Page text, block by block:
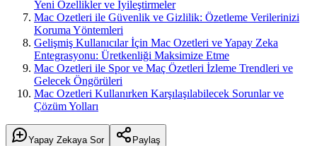
Yeni Özellikler ve İyileştirmeler
Mac Ozetleri ile Güvenlik ve Gizlilik: Özetleme Verilerinizi
Koruma Yöntemleri
Gelişmiş Kullanıcılar İçin Mac Ozetleri ve Yapay Zeka
Entegrasyonu: Üretkenliği Maksimize Etme
Mac Ozetleri ile Spor ve Maç Özetleri İzleme Trendleri ve
Gelecek Öngörüleri
Mac Ozetleri Kullanırken Karşılaşılabilecek Sorunlar ve
Çözüm Yolları
Yapay Zekaya Sor
Paylaş